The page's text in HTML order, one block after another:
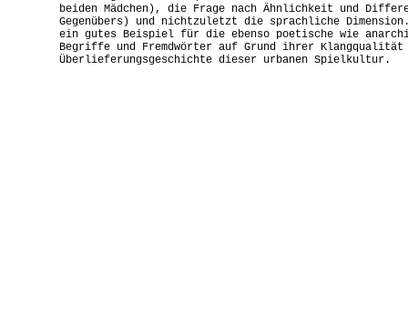
beiden Mädchen), die Frage nach Ähnlichkeit und
Gegenübers) und nichtzuletzt die sprachliche
ein gutes Beispiel für die ebenso poetische wie
Begriffe und Fremdwörter auf Grund ihrer
Überlieferungsgeschichte dieser urbanen Spielkultur.